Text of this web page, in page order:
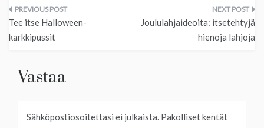
Artikkelien
selaus
Tee itse Halloween-
karkkipussit
Joululahjaideoita: itsetehtyjä
hienoja lahjoja
Vastaa
Sähköpostiosoitettasi ei julkaista. Pakolliset kentät